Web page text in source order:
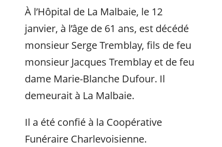
À l’Hôpital de La Malbaie, le 12
janvier, à l’âge de 61 ans, est décédé
monsieur Serge Tremblay, fils de feu
monsieur Jacques Tremblay et de feu
dame Marie-Blanche Dufour. Il
demeurait à La Malbaie.
Il a été confié à la Coopérative
Funéraire Charlevoisienne.